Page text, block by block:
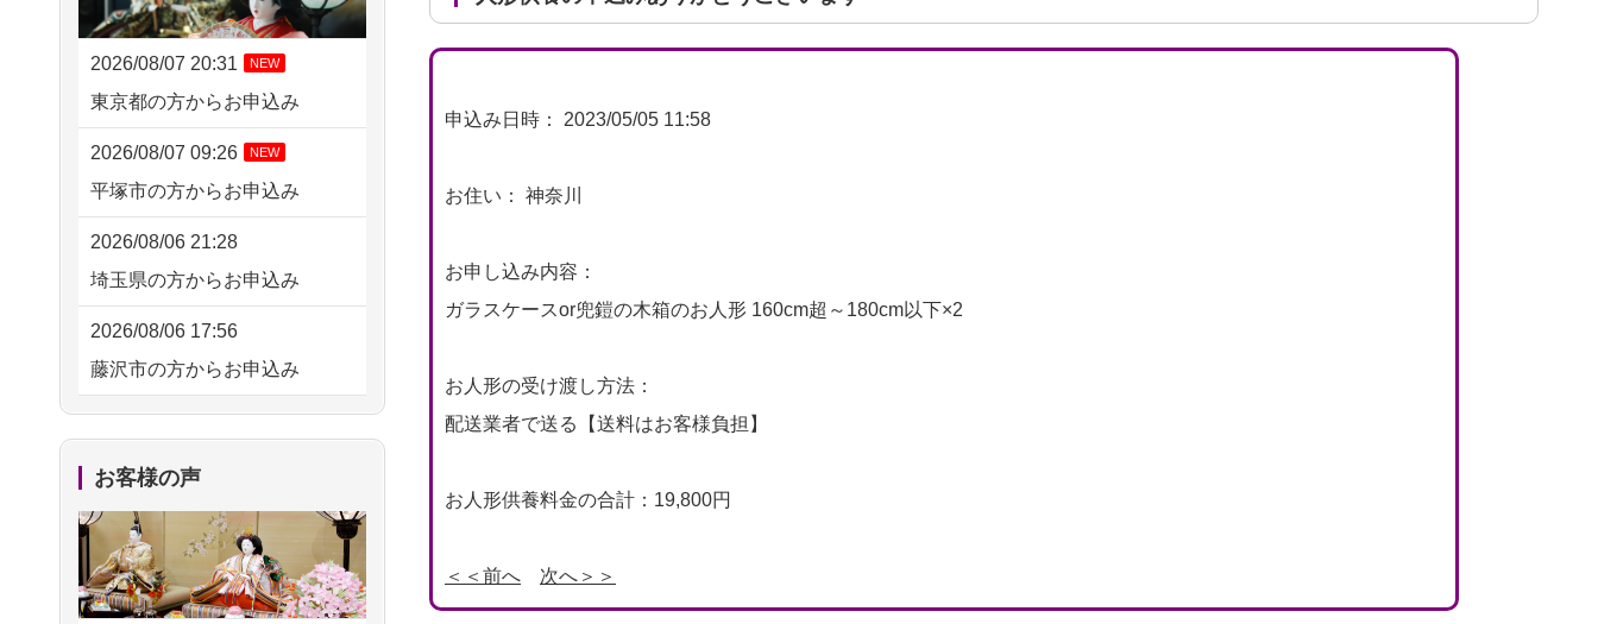
申込み日時： 2023/05/05 11:58
お住い： 神奈川
お申し込み内容：
ガラスケースor兜鎧の木箱のお人形 160cm超～180cm以下×2
お人形の受け渡し方法：
配送業者で送る【送料はお客様負担】
お人形供養料金の合計：19,800円
＜＜前へ 次へ＞＞
2026/08/07 20:31 NEW
東京都の方からお申込み
2026/08/07 09:26 NEW
平塚市の方からお申込み
2026/08/06 21:28
埼玉県の方からお申込み
2026/08/06 17:56
藤沢市の方からお申込み
2026/08/06 10:06
2026/08/06 09:17
三重県の方からお申込み
2026/08/06 06:48
お客様の声